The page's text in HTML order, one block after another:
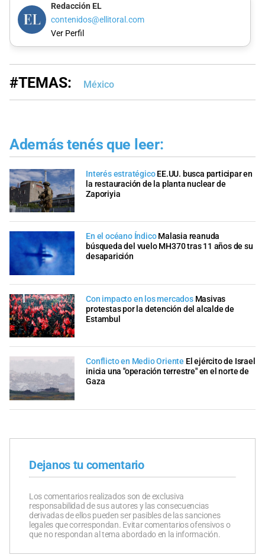
Redacción EL
contenidos@ellitoral.com
Ver Perfil
#TEMAS: México
Además tenés que leer:
Interés estratégico EE.UU. busca participar en
la restauración de la planta nuclear de
Zaporiyia
En el océano Índico Malasia reanuda
búsqueda del vuelo MH370 tras 11 años de su
desaparición
Con impacto en los mercados Masivas
protestas por la detención del alcalde de
Estambul
Conflicto en Medio Oriente El ejército de Israel
inicia una "operación terrestre" en el norte de
Gaza
Dejanos tu comentario
Los comentarios realizados son de exclusiva
responsabilidad de sus autores y las consecuencias
derivadas de ellos pueden ser pasibles de las sanciones
legales que correspondan. Evitar comentarios ofensivos o
que no respondan al tema abordado en la información.